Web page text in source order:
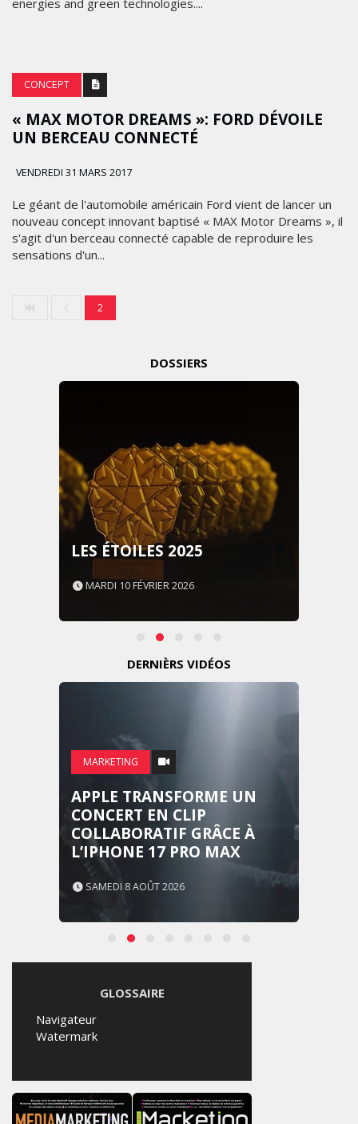
energies and green technologies....
CONCEPT
« MAX MOTOR DREAMS »: FORD DÉVOILE
UN BERCEAU CONNECTÉ
VENDREDI 31 MARS 2017
Le géant de l'automobile américain Ford vient de lancer un
nouveau concept innovant baptisé « MAX Motor Dreams », il
s'agit d'un berceau connecté capable de reproduire les
sensations d'un...
2
DOSSIERS
LES ÉTOILES 2025
MARDI 10 FÉVRIER 2026
DERNIÈRS VIDÉOS
MARKETING
APPLE TRANSFORME UN
CONCERT EN CLIP
COLLABORATIF GRÂCE À
L’IPHONE 17 PRO MAX
SAMEDI 8 AOÛT 2026
GLOSSAIRE
Navigateur
Watermark